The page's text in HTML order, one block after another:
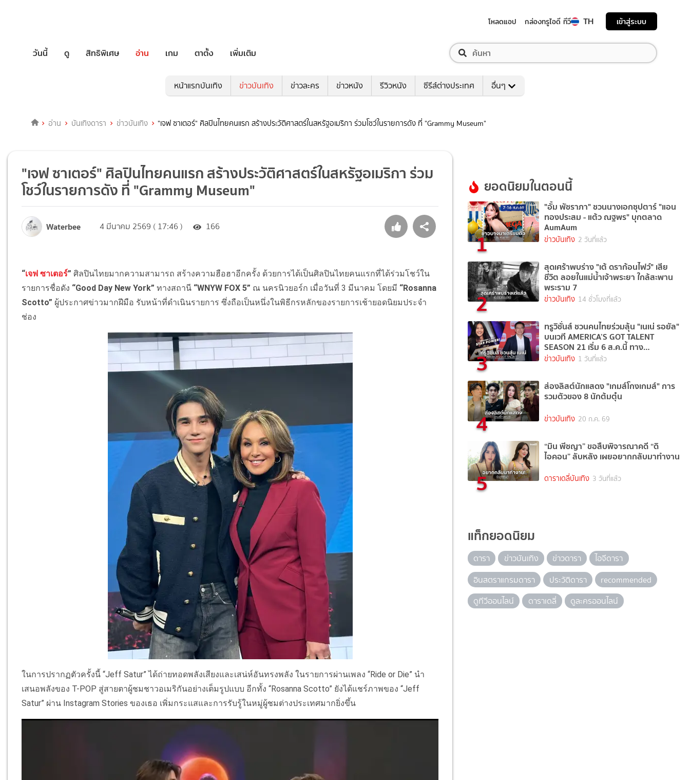
โหลดแอป กล่องทรูไอดี ทีวี TH เข้าสู่ระบบ
วันนี้ ดู สิทธิพิเศษ อ่าน เกม ตาตั้ง เพิ่มเติม
หน้าแรกบันเทิง ข่าวบันเทิง ข่าวละคร ข่าวหนัง รีวิวหนัง ซีรีส์ต่างประเทศ อื่นๆ
อ่าน บันเทิงดารา ข่าวบันเทิง "เจฟ ซาเตอร์" ศิลปินไทยคนแรก สร้างประวัติศาสตร์ในสหรัฐอเมริกา ร่วมโชว์ในรายการดัง ที่ "Grammy Museum"
"เจฟ ซาเตอร์" ศิลปินไทยคนแรก สร้างประวัติศาสตร์ในสหรัฐอเมริกา ร่วม
โชว์ในรายการดัง ที่ "Grammy Museum"
Waterbee 4 มีนาคม 2569 ( 17:46 ) 166
“เจฟ ซาเตอร์”ศิลปินไทยมากความสามารถ สร้างความฮือฮาอีกครั้ง ด้วยการได้เป็นศิลปินไทยคนแรกที่ได้ร่วมโชว์ใน
รายการชื่อดัง “Good Day New York” ทางสถานี “WNYW FOX 5” ณ นครนิวยอร์ก เมื่อวันที่ 3 มีนาคม โดยมี “Rosanna
Scotto” ผู้ประกาศข่าวมากฝีมือ รับหน้าที่ดำเนินรายการ ซึ่งถือเป็นหนึ่งในพิธีกรหลักของรายการเช้ายอดนิยมประจำ
ช่อง
ในการปรากฏตัวครั้งนี้ “Jeff Satur” ได้ถ่ายทอดพลังเสียงและเสน่ห์อันทรงพลัง ในรายการผ่านเพลง “Ride or Die” นำ
เสนอพลังของ T-POP สู่สายตาผู้ชมชาวอเมริกันอย่างเต็มรูปแบบ อีกทั้ง “Rosanna Scotto” ยังได้แชร์ภาพของ “Jeff
Satur” ผ่าน Instagram Stories ของเธอ เพิ่มกระแสและการรับรู้ในหมู่ผู้ชมต่างประเทศมากยิ่งขึ้น
ยอดนิยมในตอนนี้
1
"อั้ม พัชราภา" ชวนนางเอกซุปตาร์ "แอน
ทองประสม - แต้ว ณฐพร" บุกตลาด
AumAum
ข่าวบันเทิง 2 วันที่แล้ว
2
สุดเศร้าพบร่าง "เต้ ดราก้อนไฟว์" เสีย
ชีวิต ลอยในแม่น้ำเจ้าพระยา ใกล้สะพาน
พระราม 7
ข่าวบันเทิง 14 ชั่วโมงที่แล้ว
3
ทรูวิชั่นส์ ชวนคนไทยร่วมลุ้น "เนเน่ รอยัล"
บนเวที AMERICA’S GOT TALENT
SEASON 21 เริ่ม 6 ส.ค.นี้ ทาง
TrueVisions NOW
ข่าวบันเทิง 1 วันที่แล้ว
4
ส่องลิสต์นักแสดง "เกมส์โกงเกมส์" การ
รวมตัวของ 8 นักต้มตุ๋น
ข่าวบันเทิง 20 ก.ค. 69
5
“มิน พีชญา” ขอสืบพิจารณาคดี “ดิ
ไอคอน” ลับหลัง เผยอยากกลับมาทำงาน
ดาราเดลี่บันเทิง 3 วันที่แล้ว
แท็กยอดนิยม
ดารา ข่าวบันเทิง ข่าวดารา
ไอจีดารา
อินสตราแกรมดารา
ประวัติดารา
recommended
ดูทีวีออนไลน์
ดาราเดลี่ ดูละครออนไลน์